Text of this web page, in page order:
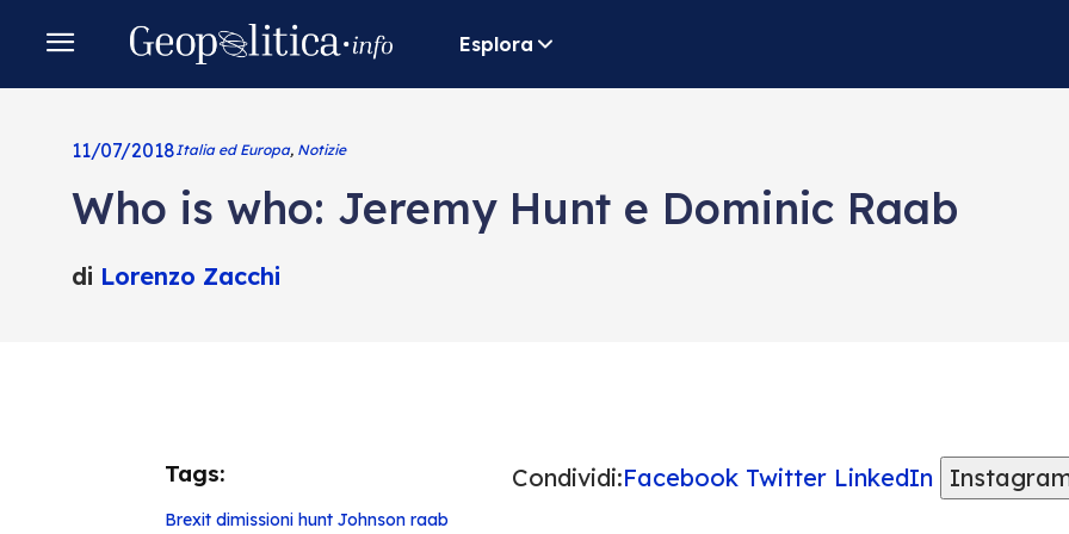
Esplora
11/07/2018Italia ed Europa, Notizie
Who is who: Jeremy Hunt e Dominic Raab
di Lorenzo Zacchi
Tags:
Brexit dimissioni hunt Johnson raab
Condividi:Facebook Twitter LinkedIn